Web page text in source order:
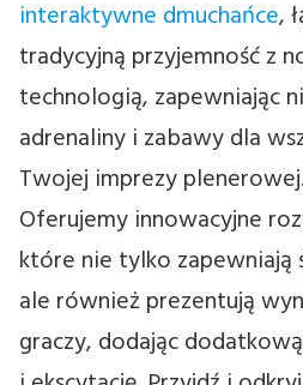
interaktywne dmuchańce,
tradycyjną przyjemność z
technologią, zapewniając
adrenaliny i zabawy dla
Twojej imprezy plenerowej.
Oferujemy innowacyjne
które nie tylko zapewniają
ale również prezentują
graczy, dodając